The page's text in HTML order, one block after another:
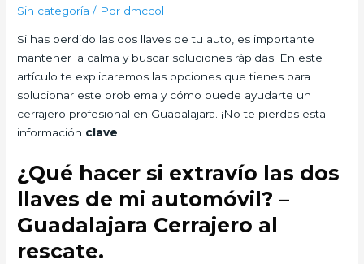
Sin categoría / Por dmccol
Si has perdido las dos llaves de tu auto, es importante
mantener la calma y buscar soluciones rápidas. En este
artículo te explicaremos las opciones que tienes para
solucionar este problema y cómo puede ayudarte un
cerrajero profesional en Guadalajara. ¡No te pierdas esta
información clave!
¿Qué hacer si extravío las dos
llaves de mi automóvil? –
Guadalajara Cerrajero al
rescate.